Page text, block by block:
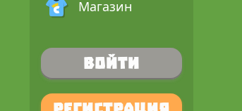
Магазин
Войти